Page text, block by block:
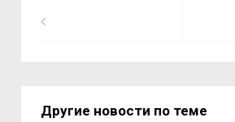
Другие новости по теме